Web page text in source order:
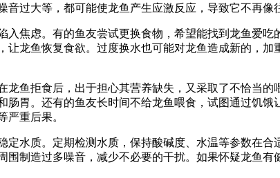
过大等，都可能使龙鱼产生应激反应，导致它不再像
入焦虑。有的鱼友尝试更换食物，希望能找到龙鱼爱
让龙鱼恢复食欲。过度换水也可能对龙鱼造成新的，
龙鱼拒食后，出于担心其营养缺失，又采取了不恰当
肠胃。还有的鱼友长时间不给龙鱼喂食，试图通过饥
严重后果。
定水质。定期检测水质，保持酸碱度、水温等参数在
围制造过多噪音，减少不必要的干扰。如果怀疑龙鱼